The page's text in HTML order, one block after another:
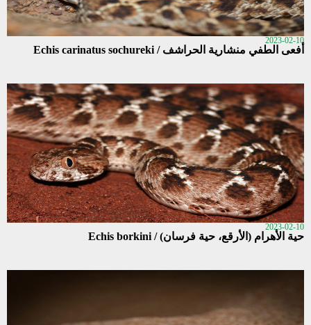
2023-02-10
أفعى الطفي منشارية الحراشف / Echis carinatus sochureki
2023-02-10
حية الأهرام (الأرقع، حية فرسان) / Echis borkini